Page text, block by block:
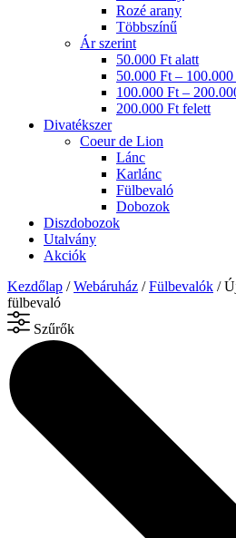
Rozé arany
Többszínű
Ár szerint
50.000 Ft alatt
50.000 Ft –
100.000 Ft –
200.000 Ft felett
Divatékszer
Coeur de Lion
Lánc
Karlánc
Fülbevaló
Dobozok
Diszdobozok
Utalvány
Akciók
Kezdőlap /Webáruház /Fülbevalók /
fülbevaló
Szűrők